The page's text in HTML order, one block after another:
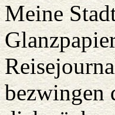
Meine
bezwingen